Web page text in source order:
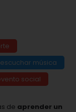
escuchar música
social
de aprender un